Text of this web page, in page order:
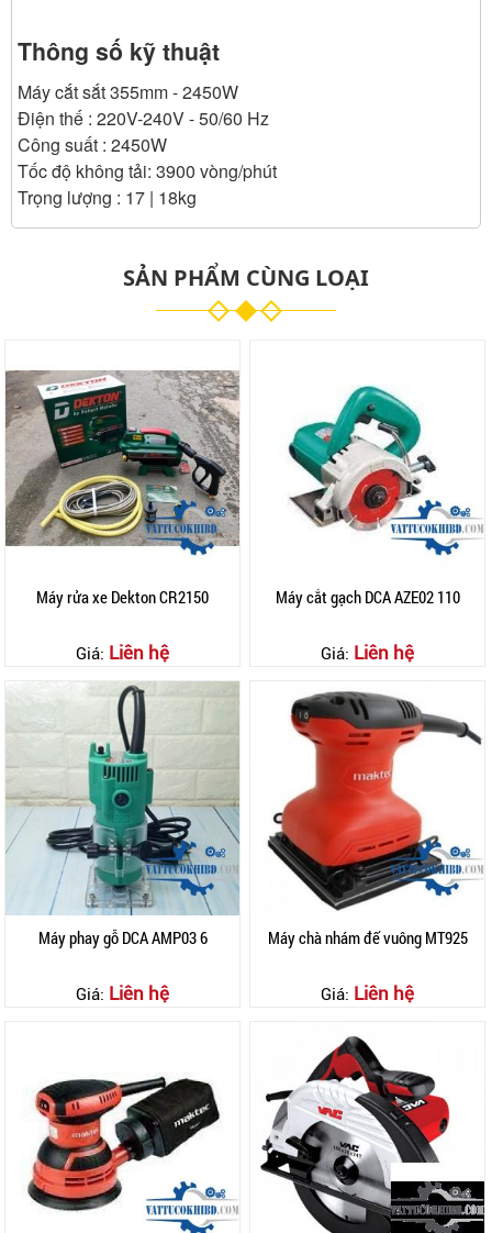
Thông số kỹ thuật
Máy cắt sắt 355mm - 2450W
Điện thế : 220V-240V - 50/60 Hz
Công suất : 2450W
Tốc độ không tải: 3900 vòng/phút
Trọng lượng : 17 | 18kg
SẢN PHẨM CÙNG LOẠI
Máy rửa xe Dekton CR2150
Giá: Liên hệ
Máy cắt gạch DCA AZE02 110
Giá: Liên hệ
Máy phay gỗ DCA AMP03 6
Giá: Liên hệ
Máy chà nhám đế vuông MT925
Giá: Liên hệ